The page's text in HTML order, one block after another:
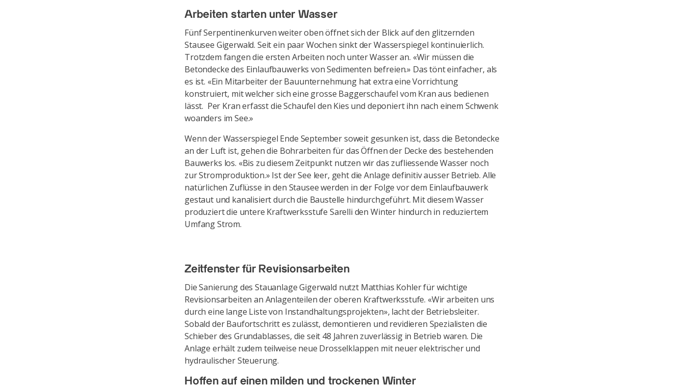
Arbeiten starten unter Wasser
Fünf Serpentinenkurven weiter oben öffnet sich der Blick auf den glitzernden
Stausee Gigerwald. Seit ein paar Wochen sinkt der Wasserspiegel kontinuierlich.
Trotzdem fangen die ersten Arbeiten noch unter Wasser an. «Wir müssen die
Betondecke des Einlaufbauwerks von Sedimenten befreien.» Das tönt einfacher, als
es ist. «Ein Mitarbeiter der Bauunternehmung hat extra eine Vorrichtung
konstruiert, mit welcher sich eine grosse Baggerschaufel vom Kran aus bedienen
lässt. Per Kran erfasst die Schaufel den Kies und deponiert ihn nach einem Schwenk
woanders im See.»
Wenn der Wasserspiegel Ende September soweit gesunken ist, dass die Betondecke
an der Luft ist, gehen die Bohrarbeiten für das Öffnen der Decke des bestehenden
Bauwerks los. «Bis zu diesem Zeitpunkt nutzen wir das zufliessende Wasser noch
zur Stromproduktion.» Ist der See leer, geht die Anlage definitiv ausser Betrieb. Alle
natürlichen Zuflüsse in den Stausee werden in der Folge vor dem Einlaufbauwerk
gestaut und kanalisiert durch die Baustelle hindurchgeführt. Mit diesem Wasser
produziert die untere Kraftwerksstufe Sarelli den Winter hindurch in reduziertem
Umfang Strom.
Zeitfenster für Revisionsarbeiten
Die Sanierung des Stauanlage Gigerwald nutzt Matthias Kohler für wichtige
Revisionsarbeiten an Anlagenteilen der oberen Kraftwerksstufe. «Wir arbeiten uns
durch eine lange Liste von Instandhaltungsprojekten», lacht der Betriebsleiter.
Sobald der Baufortschritt es zulässt, demontieren und revidieren Spezialisten die
Schieber des Grundablasses, die seit 48 Jahren zuverlässig in Betrieb waren. Die
Anlage erhält zudem teilweise neue Drosselklappen mit neuer elektrischer und
hydraulischer Steuerung.
Hoffen auf einen milden und trockenen Winter